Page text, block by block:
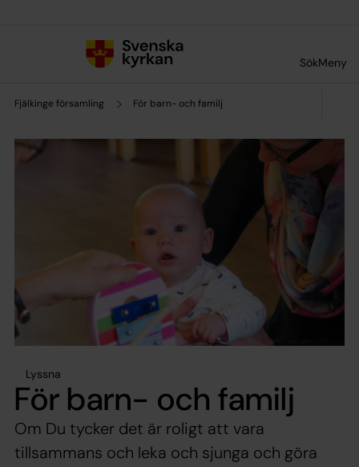
SökMeny
Fjälkinge församling För barn- och familj
Lyssna
För barn- och familj
Om Du tycker det är roligt att vara
tillsammans och leka och sjunga och göra